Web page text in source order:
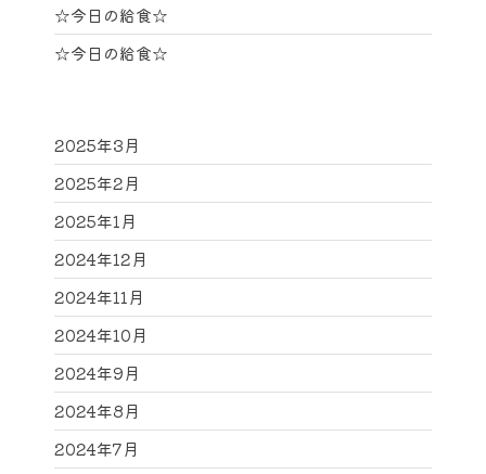
☆今日の給食☆
☆今日の給食☆
2025年3月
2025年2月
2025年1月
2024年12月
2024年11月
2024年10月
2024年9月
2024年8月
2024年7月